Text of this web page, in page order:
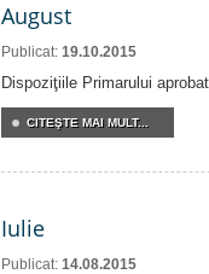
August
Publicat: 19.10.2015
Dispoziţiile Primarului
CITEŞTE MAI MULT...
Iulie
Publicat: 14.08.2015